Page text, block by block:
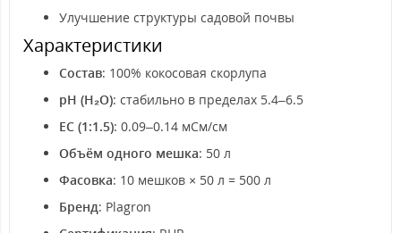
Улучшение структуры садовой почвы
Характеристики
Состав: 100% кокосовая скорлупа
pH (H₂O): стабильно в пределах 5.4–6.5
EC (1:1.5): 0.09–0.14 мСм/см
Объём одного мешка: 50 л
Фасовка: 10 мешков × 50 л = 500 л
Бренд: Plagron